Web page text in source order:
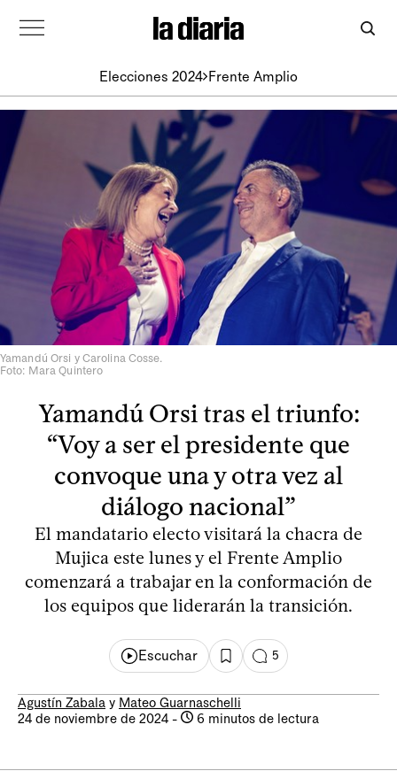
Elecciones 2024 Frente Amplio
Yamandú Orsi y Carolina Cosse.
Foto: Mara Quintero
Yamandú Orsi tras el triunfo:
“Voy a ser el presidente que
convoque una y otra vez al
diálogo nacional”
El mandatario electo visitará la chacra de
Mujica este lunes y el Frente Amplio
comenzará a trabajar en la conformación de
los equipos que liderarán la transición.
Escuchar 5
Agustín Zabala y Mateo Guarnaschelli
24 de noviembre de 2024 - 6 minutos de lectura